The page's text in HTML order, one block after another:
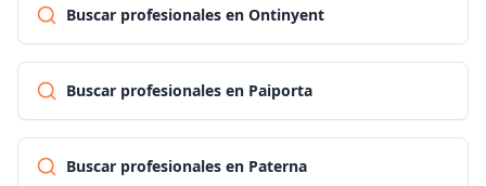
Buscar profesionales en Ontinyent
Buscar profesionales en Paiporta
Buscar profesionales en Paterna